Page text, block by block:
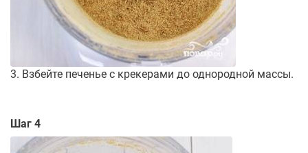
3. Взбейте печенье с крекерами до однородной массы.
Шаг 4